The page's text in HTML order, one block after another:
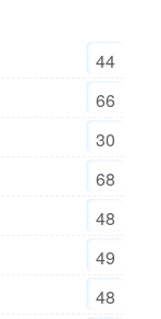
44
66
30
68
48
49
48